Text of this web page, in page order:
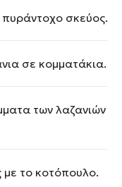
σκεύος.
σε κομματάκια.
των λαζανιών
το κοτόπουλο.